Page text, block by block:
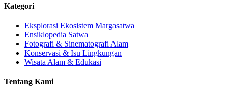
Kategori
Eksplorasi Ekosistem Margasatwa
Ensiklopedia Satwa
Fotografi & Sinematografi Alam
Konservasi & Isu Lingkungan
Wisata Alam & Edukasi
Tentang Kami